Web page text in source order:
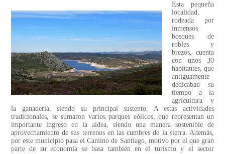
Esta pequeña
localidad,
rodeada por
inmensos
bosques de
robles y
brezos, cuenta
con unos 30
habitantes, que
antiguamente
dedicaban su
tiempo a la
agricultura y
la ganadería, siendo su principal sustento. A estas actividades
tradicionales, se sumaron varios parques eólicos, que representan un
importante ingreso en la aldea, siendo una manera sostenible de
aprovechamiento de sus terrenos en las cumbres de la sierra. Además,
por este municipio pasa el Camino de Santiago, motivo por el que gran
parte de su economía se basa también en el turismo y el sector